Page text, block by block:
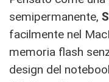
semipermanente,
facilmente nel
memoria flash
design del